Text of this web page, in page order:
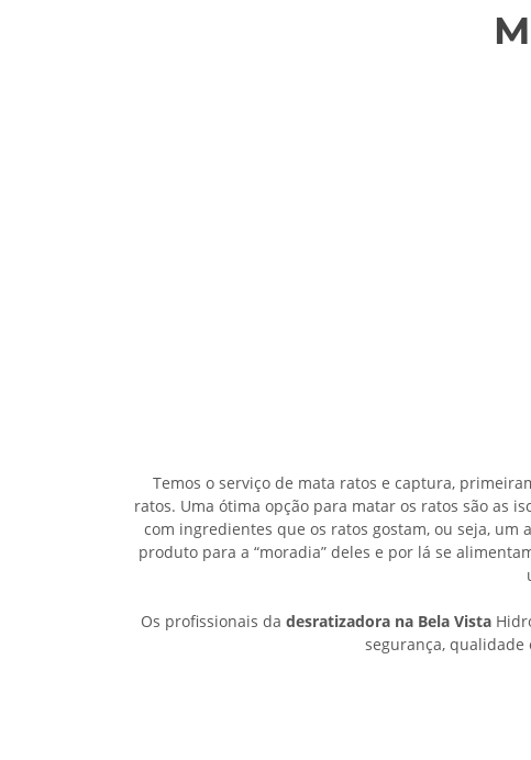
Temos o serviço de mata ratos e captura,
ratos. Uma ótima opção para matar os ratos são as
com ingredientes que os ratos gostam, ou seja,
produto para a “moradia” deles e por lá se
Os profissionais da desratizadora na Bela Vista
segurança, qualidade